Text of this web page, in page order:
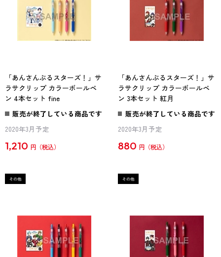
「あんさんぶるスターズ！」サ
ラサクリップ カラーボールペ
ン 4本セット fine
販売が終了している商品です
2020年3月予定
1,210 円
「あんさんぶるスターズ！」サ
ラサクリップ カラーボールペ
ン 3本セット 紅月
販売が終了している商品です
2020年3月予定
880 円